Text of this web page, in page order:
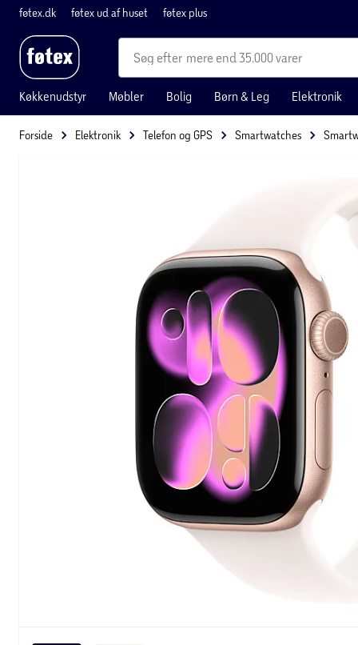
føtex.dk føtex ud af huset føtex plus
mere end 35.000 varer
Køkkenudstyr Møbler Bolig Børn & Leg Elektronik
Forside Elektronik Telefon og GPS Smartwatches